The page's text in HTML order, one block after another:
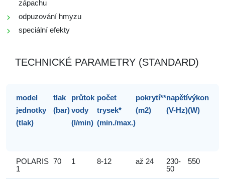
zápachu
odpuzování hmyzu
speciální efekty
TECHNICKÉ PARAMETRY (STANDARD)
model
jednotky
(tlak)
tlak
(bar)
průtok
vody
(l/min)
počet
trysek*
(min./max.)
pokrytí**
(m2)
napětí
(V-Hz)
výkon
(W)
POLARIS
1
70 1 8-12 až 24
230-
50
550